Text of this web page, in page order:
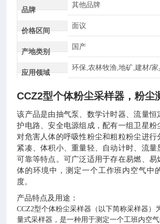
品牌
其他品牌
价格区间
面议
产地类别
国产
应用领域
环保,农林牧渔,地矿,建材/家
CCZ2型个体粉尘采样器，粉尘
该产品是由抽气泵、数学计时器、流量恒
护电路、安全电源组成，配有一组卫星粉
对危害人体的呼吸性粉尘和粗粒粉尘进行
紧凑、体积小、重量轻、自动计时、流量
可靠等特点。可广泛适用于存在易燃、易
体的环境中，测定一个工作班内空气中
度。
产品特点及用途：
CCZ2型个体粉尘采样器（以下简称采样器）
量式采样器，是一种用于测定一个工班内空